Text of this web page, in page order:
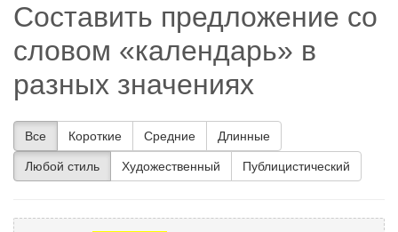
Составить предложение со
словом «календарь» в
разных значениях
Все Короткие Средние Длинные
Любой стиль Художественный Публицистический